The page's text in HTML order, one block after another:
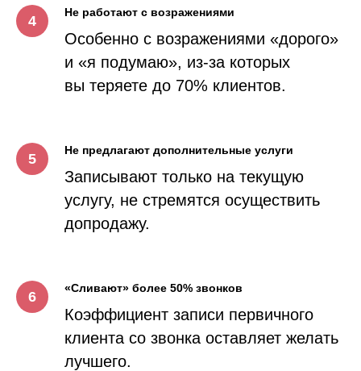
Не работают с возражениями
Особенно с возражениями «дорого»
и «я подумаю», из-за которых
вы теряете до 70% клиентов.
Не предлагают дополнительные услуги
Записывают только на текущую
услугу, не стремятся осуществить
допродажу.
«Сливают» более 50% звонков
Коэффициент записи первичного
клиента со звонка оставляет желать
лучшего.